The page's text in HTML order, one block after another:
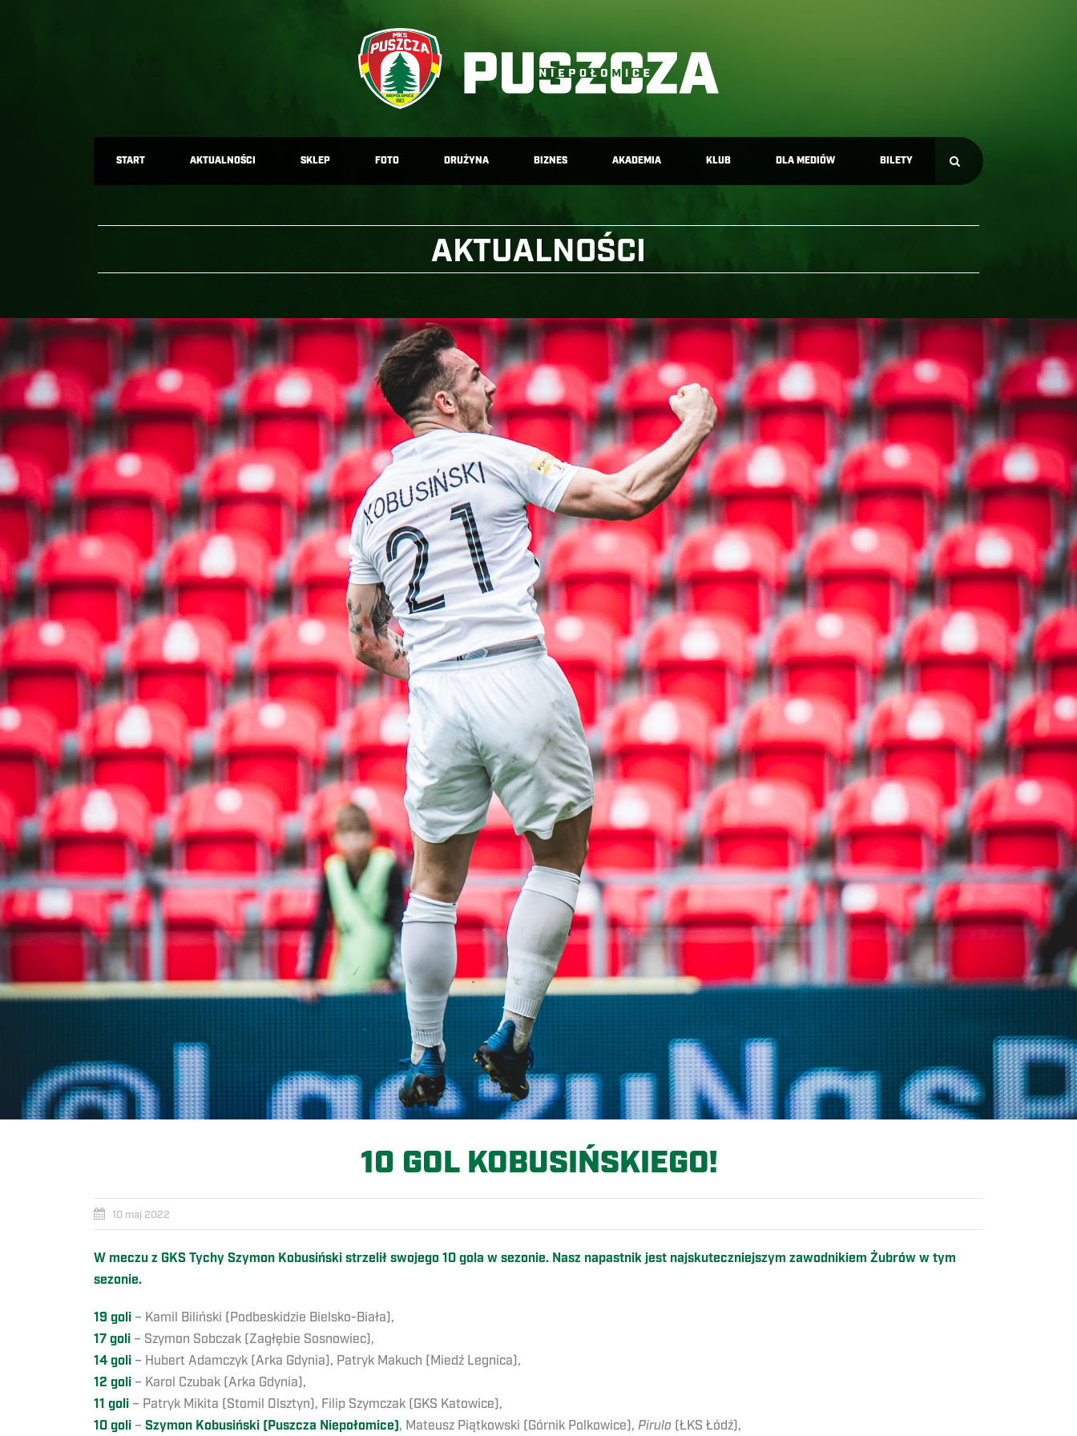
START AKTUALNOŚCI SKLEP FOTO DRUŻYNA BIZNES AKADEMIA KLUB DLA MEDIÓW BILETY
AKTUALNOŚCI
10 GOL KOBUSIŃSKIEGO!
10 maj 2022
W meczu z GKS Tychy Szymon Kobusiński strzelił swojego 10 gola w sezonie. Nasz napastnik jest najskuteczniejszym zawodnikiem Żubrów w tym
sezonie.
19 goli – Kamil Biliński (Podbeskidzie Bielsko-Biała),
17 goli – Szymon Sobczak (Zagłębie Sosnowiec),
14 goli – Hubert Adamczyk (Arka Gdynia), Patryk Makuch (Miedź Legnica),
12 goli – Karol Czubak (Arka Gdynia),
11 goli – Patryk Mikita (Stomil Olsztyn), Filip Szymczak (GKS Katowice),
10 goli – Szymon Kobusiński (Puszcza Niepołomice), Mateusz Piątkowski (Górnik Polkowice), Pirulo (ŁKS Łódź),